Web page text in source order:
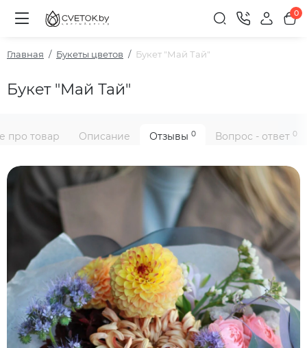
0
Главная Букеты цветов Букет "Май Тай"
Букет "Май Тай"
про товар Описание Отзывы 0 Вопрос - ответ 0